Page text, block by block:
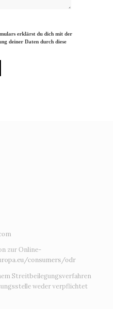
erklärst du dich mit der
deiner Daten durch diese
zur Online-
consumers/odr
Streitbeilegungsverfahren
weder verpflichtet